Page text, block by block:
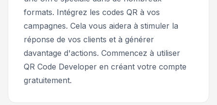
formats. Intégrez les codes QR à vos
campagnes. Cela vous aidera à stimuler la
réponse de vos clients et à générer
davantage d'actions. Commencez à utiliser
QR Code Developer en créant votre compte
gratuitement.